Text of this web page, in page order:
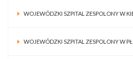
WOJEWÓDZKI SZPITAL ZESPOLONY W
WOJEWÓDZKI SZPITAL ZESPOLONY W